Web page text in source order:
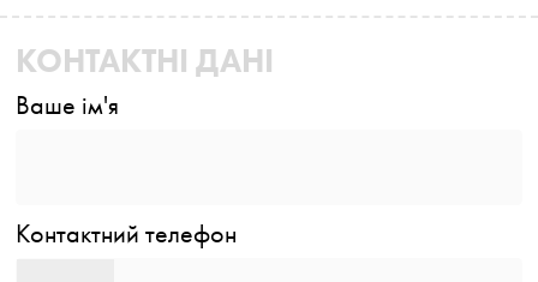
КОНТАКТНІ ДАНІ
Ваше ім'я
Контактний телефон